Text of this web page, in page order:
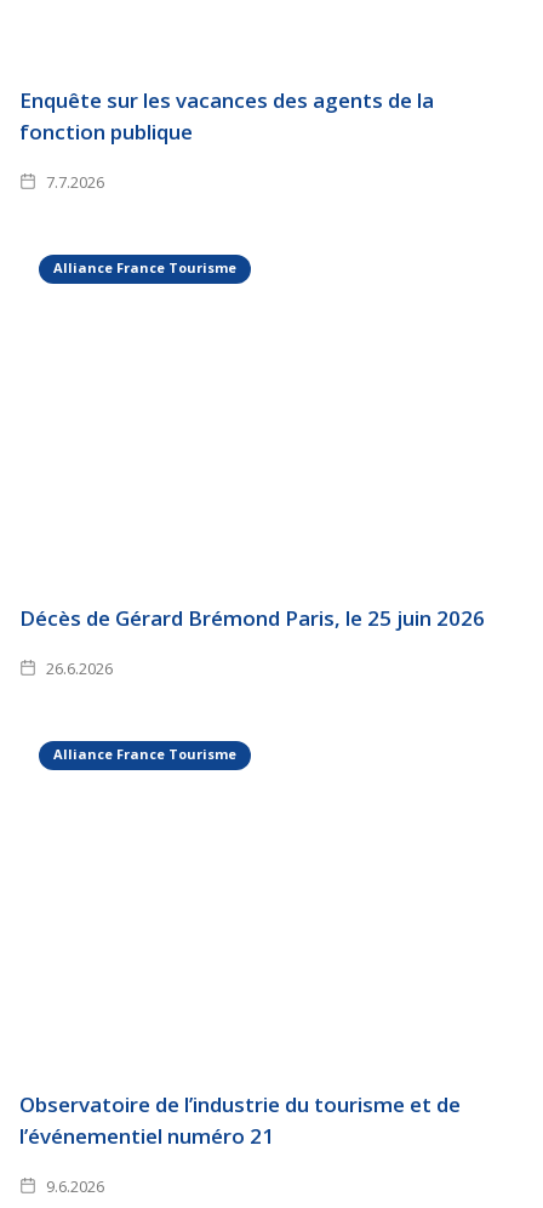
Enquête sur les vacances des agents de la
fonction publique
7.7.2026
Alliance France Tourisme
Décès de Gérard Brémond Paris, le 25 juin 2026
26.6.2026
Alliance France Tourisme
Observatoire de l’industrie du tourisme et de
l’événementiel numéro 21
9.6.2026